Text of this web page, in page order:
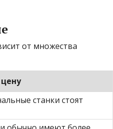
от множества
станки стоят